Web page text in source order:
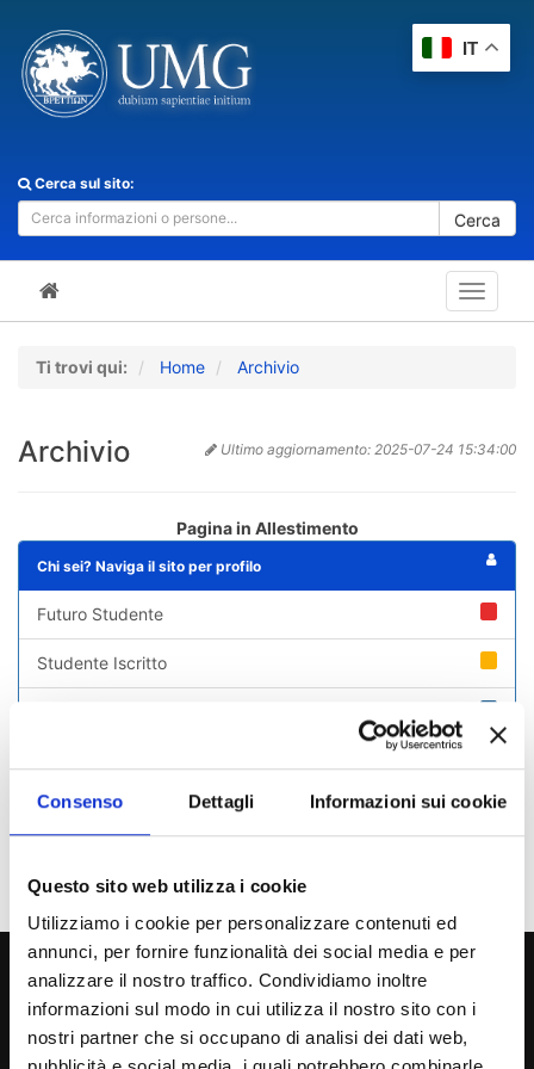
Consenso Dettagli Informazioni sui cookie
Questo sito web utilizza i cookie
Utilizziamo i cookie per personalizzare contenuti ed
annunci, per fornire funzionalità dei social media e per
analizzare il nostro traffico. Condividiamo inoltre
informazioni sul modo in cui utilizza il nostro sito con i
nostri partner che si occupano di analisi dei dati web,
Cerca sul sito:
Cerca
Toggle
Ti trovi qui: Home Archivio
Ultimo aggiornamento: 2025-07-24 15:34:00
Archivio
Pagina in Allestimento
Chi sei? Naviga il sito per profilo
Futuro Studente
Studente Iscritto
Personale
800 453 444
Lun. - Ven. dalle 09:00 alle 18:00 e Sab. dalle 9:00 alle 13:00
IT